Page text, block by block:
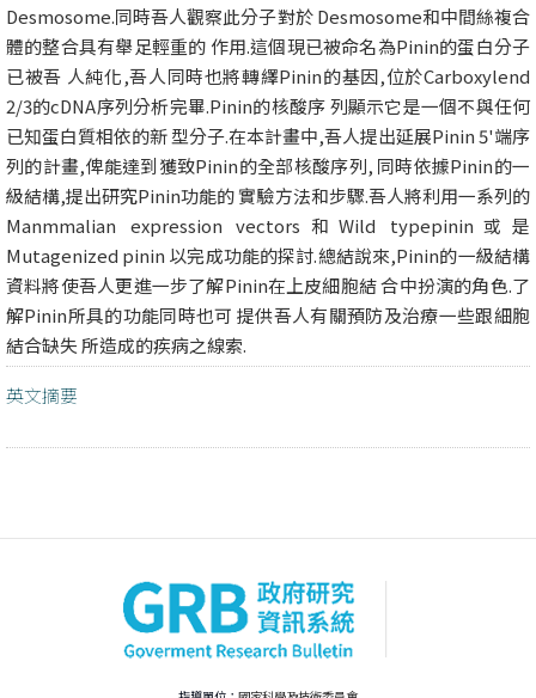
Desmosome.同時吾人觀察此分子對於 Desmosome和中間絲複合
體的整合具有舉足輕重的 作用.這個現已被命名為Pinin的蛋白分子
已被吾 人純化,吾人同時也將轉繹Pinin的基因,位於Carboxylend
2/3的cDNA序列分析完畢.Pinin的核酸序 列顯示它是一個不與任何
已知蛋白質相依的新 型分子.在本計畫中,吾人提出延展Pinin 5'端序
列的計畫,俾能達到獲致Pinin的全部核酸序列, 同時依據Pinin的一
級結構,提出研究Pinin功能的 實驗方法和步驟.吾人將利用一系列的
Manmmalian expression vectors和Wild typepinin或是
Mutagenized pinin 以完成功能的探討.總結說來,Pinin的一級結構
資料將使吾人更進一步了解Pinin在上皮細胞結 合中扮演的角色.了
解Pinin所具的功能同時也可 提供吾人有關預防及治療一些跟細胞
結合缺失 所造成的疾病之線索.
英文摘要